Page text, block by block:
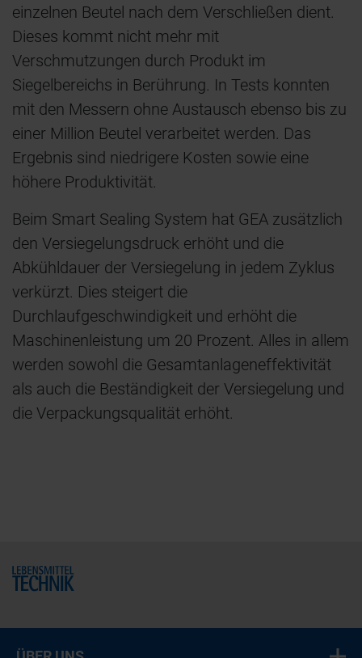
einzelnen Beutel nach dem Verschließen dient.
Dieses kommt nicht mehr mit
Verschmutzungen durch Produkt im
Siegelbereichs in Berührung. In Tests konnten
mit den Messern ohne Austausch ebenso bis zu
einer Million Beutel verarbeitet werden. Das
Ergebnis sind niedrigere Kosten sowie eine
höhere Produktivität.
Beim Smart Sealing System hat GEA zusätzlich
den Versiegelungsdruck erhöht und die
Abkühldauer der Versiegelung in jedem Zyklus
verkürzt. Dies steigert die
Durchlaufgeschwindigkeit und erhöht die
Maschinenleistung um 20 Prozent. Alles in allem
werden sowohl die Gesamtanlageneffektivität
als auch die Beständigkeit der Versiegelung und
die Verpackungsqualität erhöht.
Home